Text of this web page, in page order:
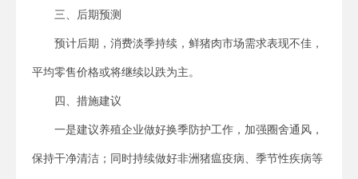
三、后期预测
预计后期，消费淡季持续，鲜猪肉市场需求表现不佳，
平均零售价格或将继续以跌为主。
四、措施建议
一是建议养殖企业做好换季防护工作，加强圈舍通风，
保持干净清洁；同时持续做好非洲猪瘟疫病、季节性疾病等